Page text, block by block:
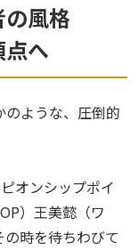
風格
へ
ような、圧倒的
オンシップポイ
）王美懿（ワ
時を待ちわびて